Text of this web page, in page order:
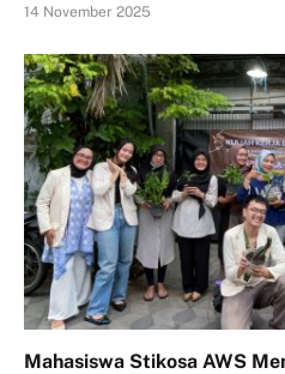
14 November 2025
Mahasiswa Stikosa AWS